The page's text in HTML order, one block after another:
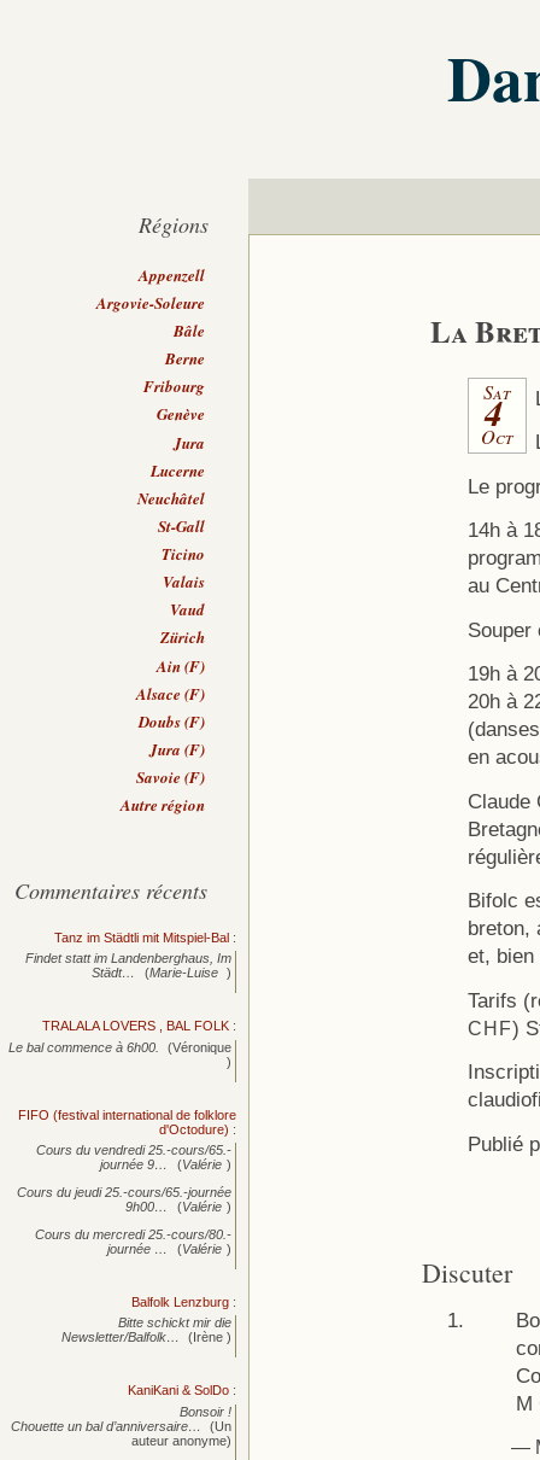
La
Sat
4
Oct
Le
14h à
au
Souper
19h à
20h à
en
Claude
Bifolc
breton,
et, bien
Tarifs
CHF)
Publié
Discuter
M
—
Régions
Appenzell
Argovie-Soleure
Bâle
Berne
Fribourg
Genève
Jura
Lucerne
Neuchâtel
St-Gall
Ticino
Valais
Vaud
Zürich
Ain (F)
Alsace (F)
Doubs (F)
Jura (F)
Savoie (F)
Autre région
Commentaires récents
Tanz im Städtli mit Mitspiel-Bal :
Findet statt im Landenberghaus, Im
Städt…
(Marie-Luise )
TRALALA LOVERS , BAL FOLK :
Le bal commence à 6h00.
(Véronique
)
FIFO (festival international de folklore
d'Octodure) :
Cours du vendredi 25.-cours/65.-
journée 9… (Valérie )
Cours du jeudi 25.-cours/65.-journée
9h00…
(Valérie )
Cours du mercredi 25.-cours/80.-
journée … (Valérie )
Balfolk Lenzburg :
Bitte schickt mir die
Newsletter/Balfolk…
(Irène )
KaniKani & SolDo :
Bonsoir !
Chouette un bal d’anniversaire…
(Un
auteur anonyme)